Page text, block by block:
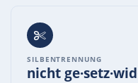
SILBENTRENNUNG
nicht